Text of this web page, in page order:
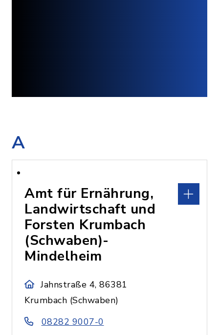
A
Amt für Ernährung,
Landwirtschaft und
Forsten Krumbach
(Schwaben)-
Mindelheim
Jahnstraße 4, 86381
Krumbach (Schwaben)
08282 9007-0